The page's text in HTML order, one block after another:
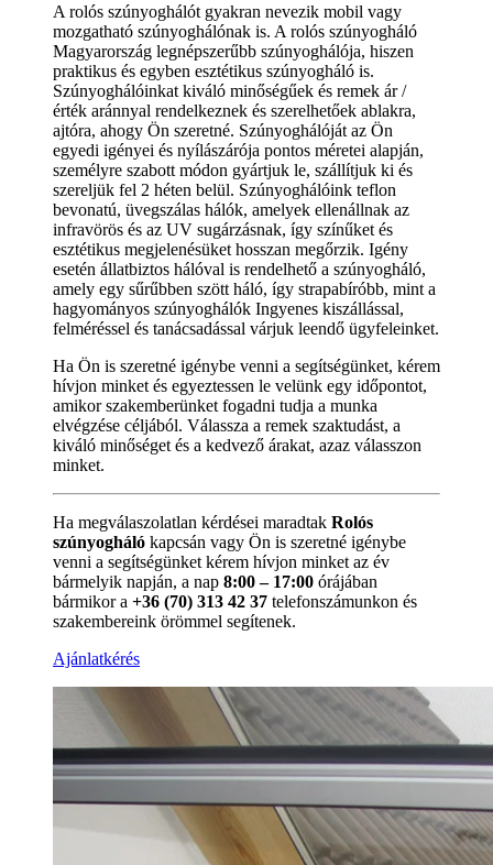
A rolós szúnyoghálót gyakran nevezik mobil vagy
mozgatható szúnyoghálónak is. A rolós szúnyogháló
Magyarország legnépszerűbb szúnyoghálója, hiszen
praktikus és egyben esztétikus szúnyogháló is.
Szúnyoghálóinkat kiváló minőségűek és remek ár /
érték aránnyal rendelkeznek és szerelhetőek ablakra,
ajtóra, ahogy Ön szeretné. Szúnyoghálóját az Ön
egyedi igényei és nyílászárója pontos méretei alapján,
személyre szabott módon gyártjuk le, szállítjuk ki és
szereljük fel 2 héten belül. Szúnyoghálóink teflon
bevonatú, üvegszálas hálók, amelyek ellenállnak az
infravörös és az UV sugárzásnak, így színűket és
esztétikus megjelenésüket hosszan megőrzik. Igény
esetén állatbiztos hálóval is rendelhető a szúnyogháló,
amely egy sűrűbben szött háló, így strapabíróbb, mint a
hagyományos szúnyoghálók Ingyenes kiszállással,
felméréssel és tanácsadással várjuk leendő ügyfeleinket.
Ha Ön is szeretné igénybe venni a segítségünket, kérem
hívjon minket és egyeztessen le velünk egy időpontot,
amikor szakemberünket fogadni tudja a munka
elvégzése céljából. Válassza a remek szaktudást, a
kiváló minőséget és a kedvező árakat, azaz válasszon
minket.
Ha megválaszolatlan kérdései maradtak Rolós
szúnyogháló kapcsán vagy Ön is szeretné igénybe
venni a segítségünket kérem hívjon minket az év
bármelyik napján, a nap 8:00 – 17:00 órájában
bármikor a +36 (70) 313 42 37 telefonszámunkon és
szakembereink örömmel segítenek.
Ajánlatkérés